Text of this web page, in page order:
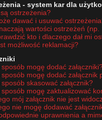
- system kar dla
ostrzeżenia?
dawać i usuwać
wartości ostrzeżeń (np.
kto i dlaczego dał mi
możliwość reklamacji?
mogę dodać
mogę dodać załącznik
skasować załącznik?
sposób mogę zaktualizować
mój załącznik nie jest
nie mogę dodawać
uprawnienia a